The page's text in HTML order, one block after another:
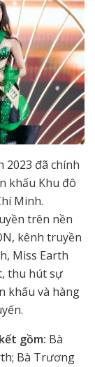
2023 đã chính
khấu Khu đô
Minh.
trên nền
kênh truyền
Miss Earth
thu hút sự
khấu và hàng
gồm: Bà
Bà Trương